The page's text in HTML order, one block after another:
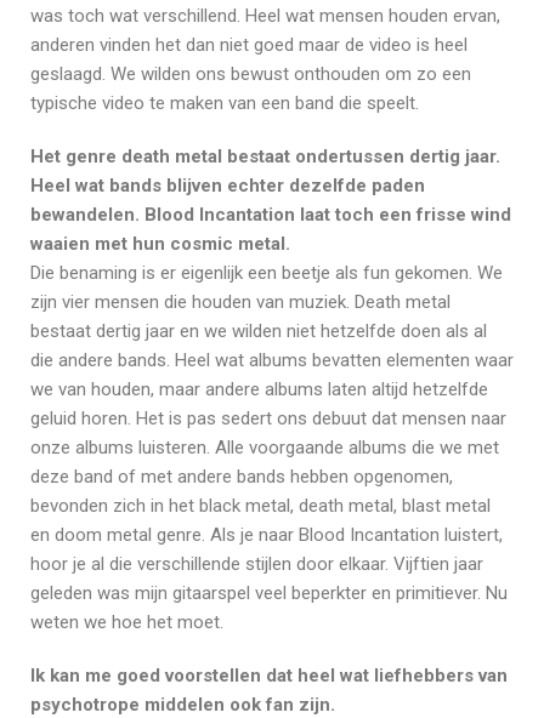
was toch wat verschillend. Heel wat mensen houden ervan,
anderen vinden het dan niet goed maar de video is heel
geslaagd. We wilden ons bewust onthouden om zo een
typische video te maken van een band die speelt.
Het genre death metal bestaat ondertussen dertig jaar.
Heel wat bands blijven echter dezelfde paden
bewandelen. Blood Incantation laat toch een frisse wind
waaien met hun cosmic metal.
Die benaming is er eigenlijk een beetje als fun gekomen. We
zijn vier mensen die houden van muziek. Death metal
bestaat dertig jaar en we wilden niet hetzelfde doen als al
die andere bands. Heel wat albums bevatten elementen waar
we van houden, maar andere albums laten altijd hetzelfde
geluid horen. Het is pas sedert ons debuut dat mensen naar
onze albums luisteren. Alle voorgaande albums die we met
deze band of met andere bands hebben opgenomen,
bevonden zich in het black metal, death metal, blast metal
en doom metal genre. Als je naar Blood Incantation luistert,
hoor je al die verschillende stijlen door elkaar. Vijftien jaar
geleden was mijn gitaarspel veel beperkter en primitiever. Nu
weten we hoe het moet.
Ik kan me goed voorstellen dat heel wat liefhebbers van
psychotrope middelen ook fan zijn.